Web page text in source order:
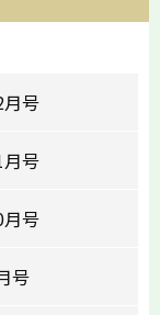
号
号
号
号